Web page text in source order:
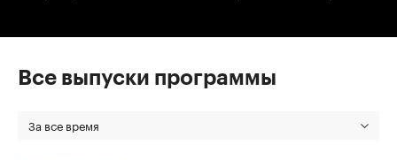
Все выпуски программы
За все время